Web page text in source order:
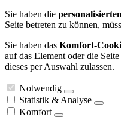
Sie haben die personalisierten
Seite betreten zu können,
Sie haben das Komfort-
auf das Element oder die
dieses per Auswahl zulassen.
Notwendig
Statistik & Analyse
Komfort